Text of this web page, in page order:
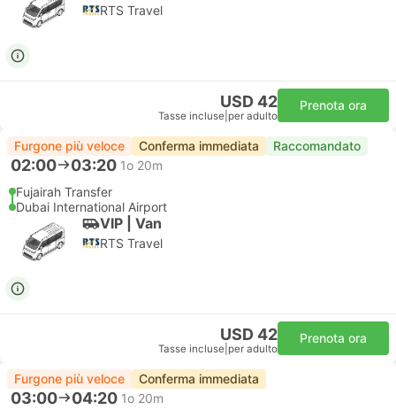
RTS Travel
USD 42
Tasse incluse per adulto
Prenota ora
Furgone più veloce Conferma immediata Raccomandato
02:00 03:20 1o 20m
Fujairah Transfer
Dubai International Airport
VIP | Van
RTS Travel
USD 42
Tasse incluse per adulto
Prenota ora
Furgone più veloce Conferma immediata
03:00 04:20 1o 20m